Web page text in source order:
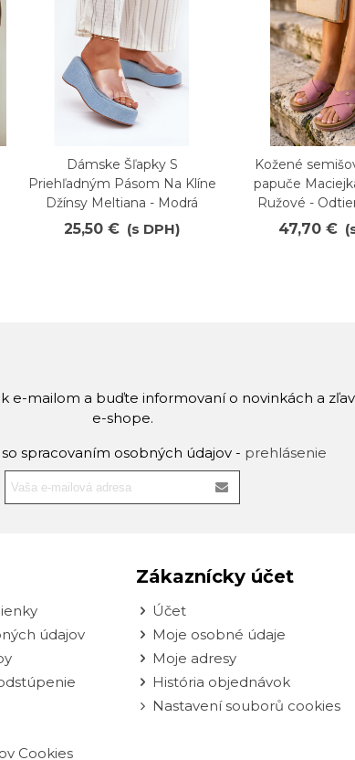
Obľúbené
Dámske Šľapky S
Priehľadným Pásom Na Klíne
Džínsy Meltiana - Modrá
25,50 € (s DPH)
Obľúbené
Kožené
papuče
Ružové -
47,70 €
e-mailom a buďte informovaní o novinkách a
e-shope.
spracovaním osobných údajov - prehlásenie
údajov
Cookies
Zákaznícky účet
Účet
Moje osobné údaje
Moje adresy
História objednávok
Nastavení souborů cookies